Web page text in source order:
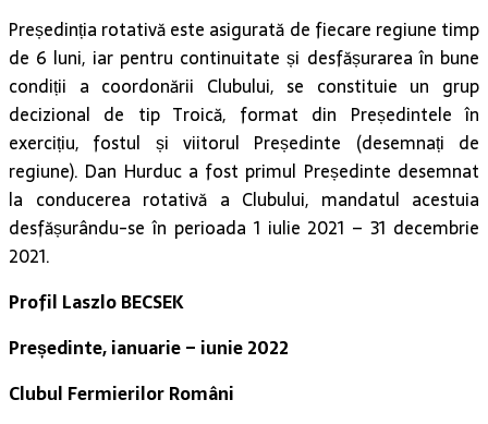
Președinția rotativă este asigurată de fiecare regiune timp
de 6 luni, iar pentru continuitate și desfășurarea în bune
condiții a coordonării Clubului, se constituie un grup
decizional de tip Troică, format din Președintele în
exercițiu, fostul și viitorul Președinte (desemnați de
regiune). Dan Hurduc a fost primul Președinte desemnat
la conducerea rotativă a Clubului, mandatul acestuia
desfășurându-se în perioada 1 iulie 2021 – 31 decembrie
2021.
Profil Laszlo BECSEK
Președinte, ianuarie – iunie 2022
Clubul Fermierilor Români